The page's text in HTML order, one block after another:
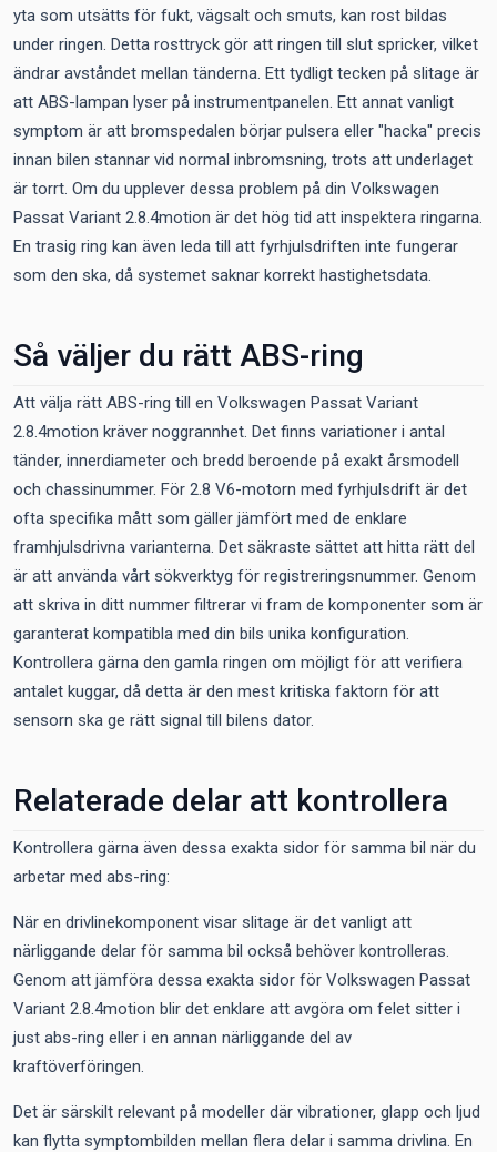
yta som utsätts för fukt, vägsalt och smuts, kan rost bildas
under ringen. Detta rosttryck gör att ringen till slut spricker, vilket
ändrar avståndet mellan tänderna. Ett tydligt tecken på slitage är
att ABS-lampan lyser på instrumentpanelen. Ett annat vanligt
symptom är att bromspedalen börjar pulsera eller "hacka" precis
innan bilen stannar vid normal inbromsning, trots att underlaget
är torrt. Om du upplever dessa problem på din Volkswagen
Passat Variant 2.8.4motion är det hög tid att inspektera ringarna.
En trasig ring kan även leda till att fyrhjulsdriften inte fungerar
som den ska, då systemet saknar korrekt hastighetsdata.
Så väljer du rätt ABS-ring
Att välja rätt ABS-ring till en Volkswagen Passat Variant
2.8.4motion kräver noggrannhet. Det finns variationer i antal
tänder, innerdiameter och bredd beroende på exakt årsmodell
och chassinummer. För 2.8 V6-motorn med fyrhjulsdrift är det
ofta specifika mått som gäller jämfört med de enklare
framhjulsdrivna varianterna. Det säkraste sättet att hitta rätt del
är att använda vårt sökverktyg för registreringsnummer. Genom
att skriva in ditt nummer filtrerar vi fram de komponenter som är
garanterat kompatibla med din bils unika konfiguration.
Kontrollera gärna den gamla ringen om möjligt för att verifiera
antalet kuggar, då detta är den mest kritiska faktorn för att
sensorn ska ge rätt signal till bilens dator.
Relaterade delar att kontrollera
Kontrollera gärna även dessa exakta sidor för samma bil när du
arbetar med abs-ring:
När en drivlinekomponent visar slitage är det vanligt att
närliggande delar för samma bil också behöver kontrolleras.
Genom att jämföra dessa exakta sidor för Volkswagen Passat
Variant 2.8.4motion blir det enklare att avgöra om felet sitter i
just abs-ring eller i en annan närliggande del av
kraftöverföringen.
Det är särskilt relevant på modeller där vibrationer, glapp och ljud
kan flytta symptombilden mellan flera delar i samma drivlina. En